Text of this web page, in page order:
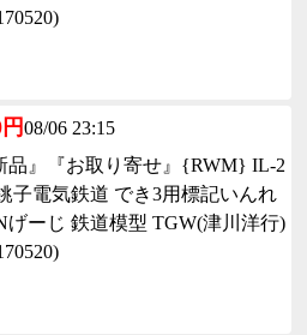
08/06 23:15
品』『お取り寄せ』{RWM} IL-2
子電気鉄道 でき3用標記いんれ
げーじ 鉄道模型 TGW(津川洋行)